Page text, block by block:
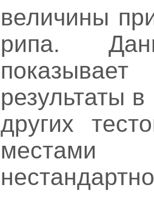
величины
рипа.
результаты
других
местами